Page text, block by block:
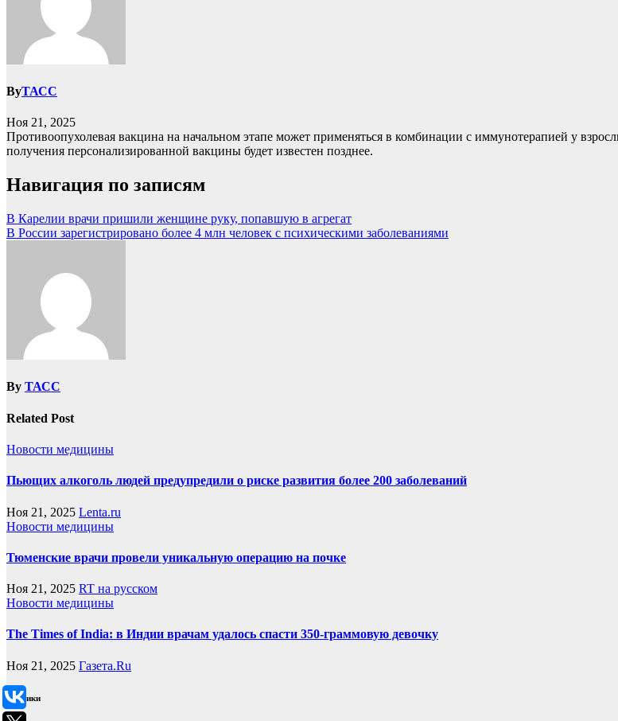
ByТАСС
Ноя 21, 2025
Противоопухолевая вакцина на начальном этапе может применяться в комбинации с иммунотерапией у
получения персонализированной вакцины будет известен позднее.
Навигация по записям
В Карелии врачи пришили женщине руку, попавшую в агрегат
В России зарегистрировано более 4 млн человек с психическими заболеваниями
By ТАСС
Related Post
Новости медицины
Пьющих алкоголь людей предупредили о риске развития более 200 заболеваний
Ноя 21, 2025 Lenta.ru
Новости медицины
Тюменские врачи провели уникальную операцию на почке
Ноя 21, 2025 RT на русском
Новости медицины
The Times of India: в Индии врачам удалось спасти 350-граммовую девочку
Ноя 21, 2025 Газета.Ru
Рубрики